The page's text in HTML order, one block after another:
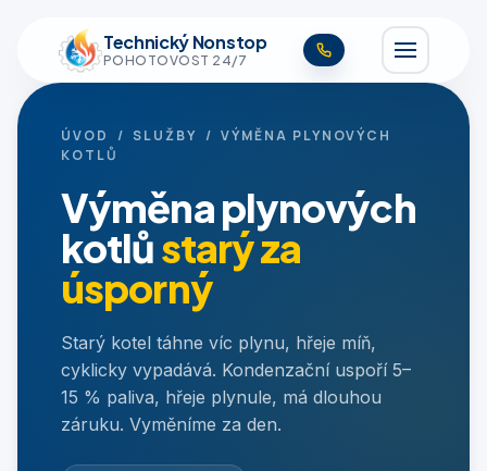
Technický Nonstop
POHOTOVOST 24/7
ÚVOD /SLUŽBY / VÝMĚNA PLYNOVÝCH
KOTLŮ
Výměna plynových
kotlůstarý za
úsporný
Starý kotel táhne víc plynu, hřeje míň,
cyklicky vypadává. Kondenzační uspoří 5–
15 % paliva, hřeje plynule, má dlouhou
záruku. Vyměníme za den.